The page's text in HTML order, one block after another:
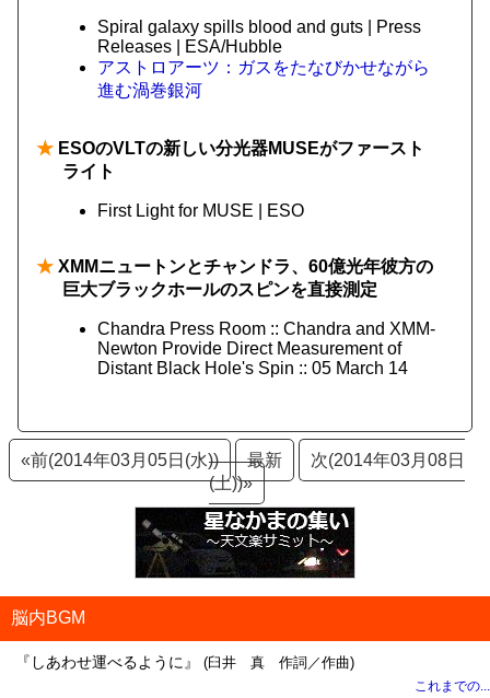
Spiral galaxy spills blood and guts | Press
Releases | ESA/Hubble
アストロアーツ：ガスをたなびかせながら
進む渦巻銀河
★ ESOのVLTの新しい分光器MUSEがファースト
ライト
First Light for MUSE | ESO
★ XMMニュートンとチャンドラ、60億光年彼方の
巨大ブラックホールのスピンを直接測定
Chandra Press Room :: Chandra and XMM-
Newton Provide Direct Measurement of
Distant Black Hole's Spin :: 05 March 14
«前(2014年03月05日(水)) 最新
次(2014年03月08日
(土))»
脳内BGM
『しあわせ運べるように』 (臼井 真 作詞／作曲)
これまでの...